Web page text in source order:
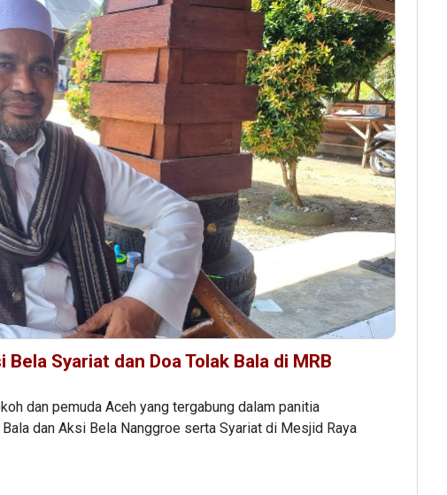
Syariat dan Doa Tolak Bala di MRB
dan pemuda Aceh yang tergabung dalam panitia
dan Aksi Bela Nanggroe serta Syariat di Mesjid Raya